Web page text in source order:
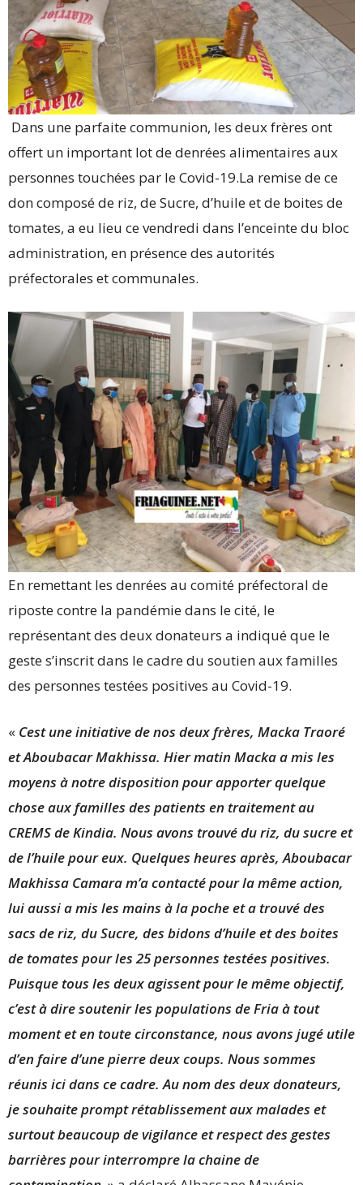
Dans une parfaite communion, les deux frères ont
offert un important lot de denrées alimentaires aux
personnes touchées par le Covid-19.La remise de ce
don composé de riz, de Sucre, d’huile et de boites de
tomates, a eu lieu ce vendredi dans l’enceinte du bloc
administration, en présence des autorités
préfectorales et communales.
En remettant les denrées au comité préfectoral de
riposte contre la pandémie dans le cité, le
représentant des deux donateurs a indiqué que le
geste s’inscrit dans le cadre du soutien aux familles
des personnes testées positives au Covid-19.
« Cest une initiative de nos deux frères, Macka Traoré
et Aboubacar Makhissa. Hier matin Macka a mis les
moyens à notre disposition pour apporter quelque
chose aux familles des patients en traitement au
CREMS de Kindia. Nous avons trouvé du riz, du sucre et
de l’huile pour eux. Quelques heures après, Aboubacar
Makhissa Camara m’a contacté pour la même action,
lui aussi a mis les mains à la poche et a trouvé des
sacs de riz, du Sucre, des bidons d’huile et des boites
de tomates pour les 25 personnes testées positives.
Puisque tous les deux agissent pour le même objectif,
c’est à dire soutenir les populations de Fria à tout
moment et en toute circonstance, nous avons jugé utile
d’en faire d’une pierre deux coups. Nous sommes
réunis ici dans ce cadre. Au nom des deux donateurs,
je souhaite prompt rétablissement aux malades et
surtout beaucoup de vigilance et respect des gestes
barrières pour interrompre la chaine de